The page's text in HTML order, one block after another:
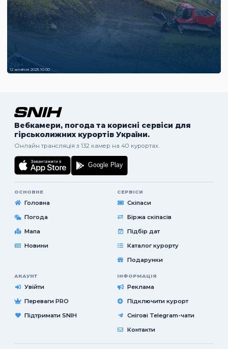
12 жовтня 2025 10:00
Вебкамери, погода та корисні сервіси для
гірськолижних курортів України.
Онлайн трансляція з 132 камер на 40 курортах.
ОСНОВНЕ
Головна
Погода
Мапа
Новини
СЕРВІСИ
Скіпаси
Біржа скіпасів
Підбір дат
Каталог курорту
Подарунки
АКАУНТ
Увійти
Переваги PRO
Підтримати SNIH
ІНФОРМАЦІЯ
Реклама
Підключити курорт
Снігові Telegram-чати
Контакти